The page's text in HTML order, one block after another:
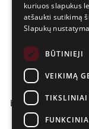
Electronic
Institution (PI),
services, or
to legal
compliance
within the EU/
banking services,
crowdfunding
kuriuos slapukus
atšaukti sutikimą
Slapukų
BŪTINIEJI
VEIKIMĄ
TIKSLINIAI